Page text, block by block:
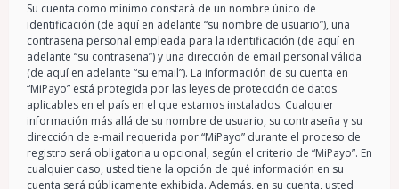
Su cuenta como mínimo constará de un nombre único de
identificación (de aquí en adelante “su nombre de usuario”), una
contraseña personal empleada para la identificación (de aquí en
adelante “su contraseña”) y una dirección de email personal válida
(de aquí en adelante “su email”). La información de su cuenta en
“MiPayo” está protegida por las leyes de protección de datos
aplicables en el país en el que estamos instalados. Cualquier
información más allá de su nombre de usuario, su contraseña y su
dirección de e-mail requerida por “MiPayo” durante el proceso de
registro será obligatoria u opcional, según el criterio de “MiPayo”. En
cualquier caso, usted tiene la opción de qué información en su
cuenta será públicamente exhibida. Además, en su cuenta, usted